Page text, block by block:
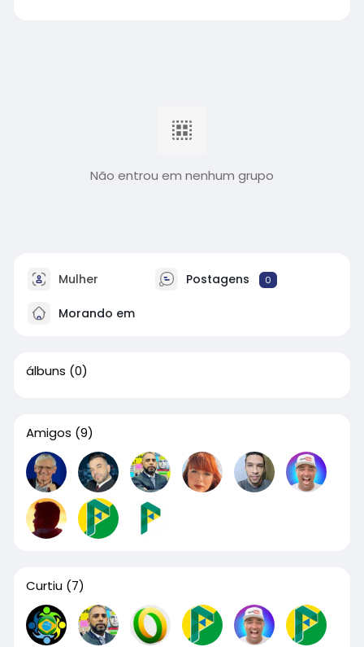
Não entrou em nenhum grupo
Mulher Postagens 0
Morando em
álbuns (0)
Amigos (9)
Curtiu (7)